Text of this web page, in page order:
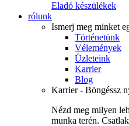
Eladó készülékek
rólunk
Ismerj meg minket
Történetünk
Vélemények
Üzleteink
Karrier
Blog
Karrier - Böngéssz
Nézd meg milyen
munka terén.